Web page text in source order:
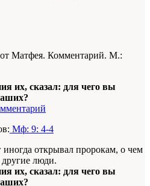
Матфея. Комментарий. М.:
их, сказал: для чего вы
Мф: 9: 4-4
открывал пророкам, о чем
люди.
их, сказал: для чего вы